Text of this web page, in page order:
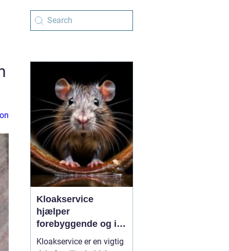
Kloakservice
hjælper
forebyggende og i
krisesituationer
Kloakservice er en vigtig